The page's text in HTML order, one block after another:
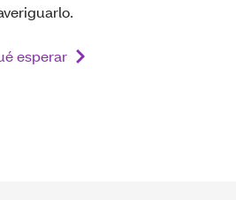
esperar